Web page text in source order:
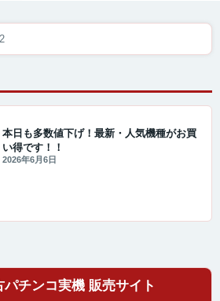
本日も多数値下げ！最新・人気機種がお買
い得です！！
2026年6月6日
チンコ実機 販売サイト